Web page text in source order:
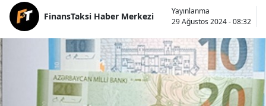
FinansTaksi Haber Merkezi
Yayınlanma
29 Ağustos 2024 - 08:32